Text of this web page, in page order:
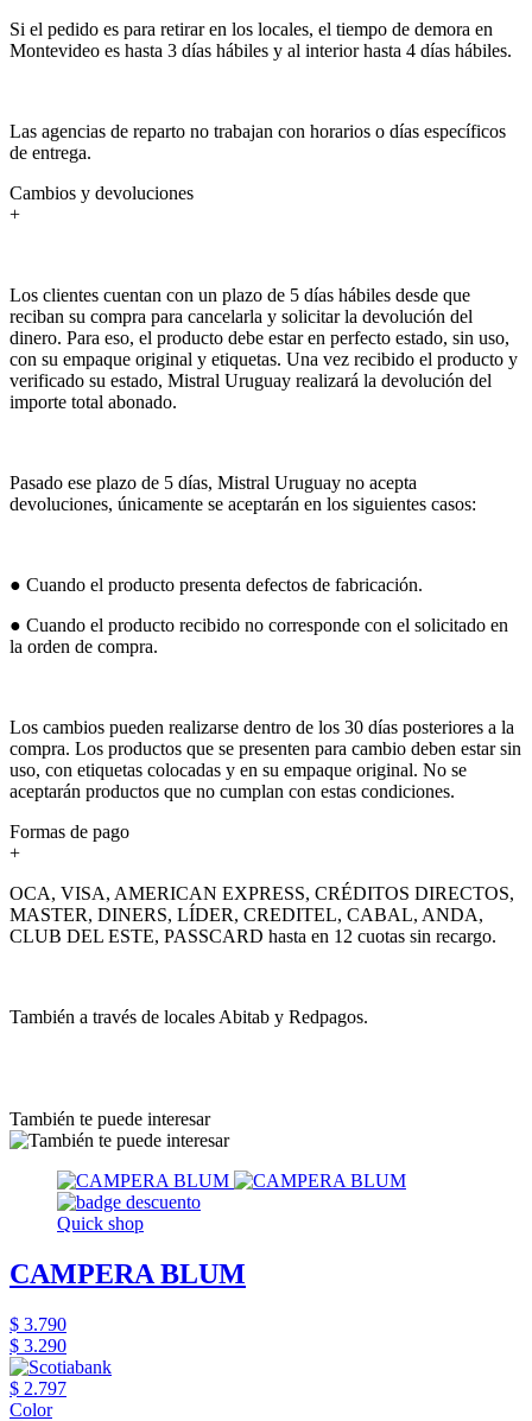
Si el pedido es para retirar en los locales, el tiempo de demora en
Montevideo es hasta 3 días hábiles y al interior hasta 4 días hábiles.
Las agencias de reparto no trabajan con horarios o días específicos
de entrega.
Cambios y devoluciones
+
Los clientes cuentan con un plazo de 5 días hábiles desde que
reciban su compra para cancelarla y solicitar la devolución del
dinero. Para eso, el producto debe estar en perfecto estado, sin uso,
con su empaque original y etiquetas. Una vez recibido el producto y
verificado su estado, Mistral Uruguay realizará la devolución del
importe total abonado.
Pasado ese plazo de 5 días, Mistral Uruguay no acepta
devoluciones, únicamente se aceptarán en los siguientes casos:
● Cuando el producto presenta defectos de fabricación.
● Cuando el producto recibido no corresponde con el solicitado en
la orden de compra.
Los cambios pueden realizarse dentro de los 30 días posteriores a la
compra. Los productos que se presenten para cambio deben estar sin
uso, con etiquetas colocadas y en su empaque original. No se
aceptarán productos que no cumplan con estas condiciones.
Formas de pago
+
OCA, VISA, AMERICAN EXPRESS, CRÉDITOS DIRECTOS,
MASTER, DINERS, LÍDER, CREDITEL, CABAL, ANDA,
CLUB DEL ESTE, PASSCARD hasta en 12 cuotas sin recargo.
También a través de locales Abitab y Redpagos.
También te puede interesar
Quick shop
CAMPERA BLUM
$ 3.790
$ 3.290
$ 2.797
Color